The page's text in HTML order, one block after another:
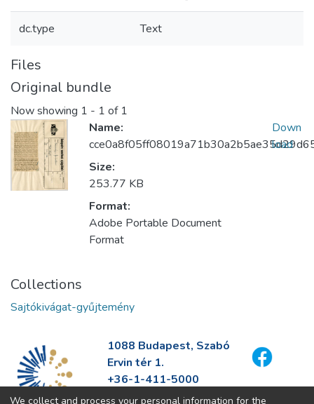
dc.type Text
Files
Original bundle
Now showing 1 - 1 of 1
Name:
Size:
253.77 KB
Format:
Adobe Portable Document
Format
Down
load
Collections
Sajtókivágat-gyűjtemény
1088 Budapest, Szabó
Ervin tér 1.
+36-1-411-5000
info@fszek.hu
We collect and process your personal information for the